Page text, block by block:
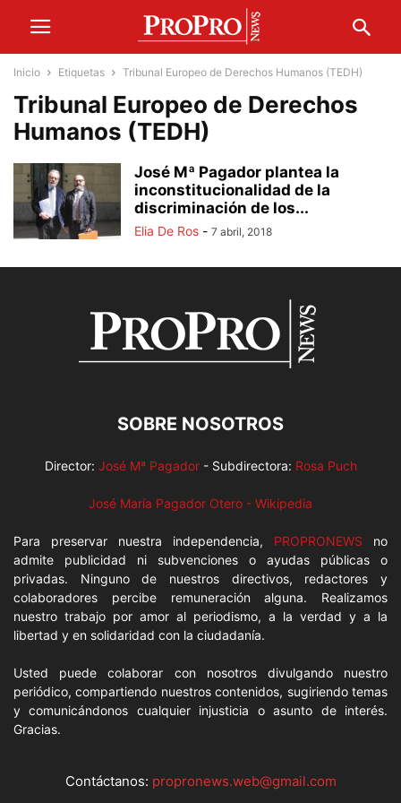
Inicio Etiquetas Tribunal Europeo de Derechos Humanos (TEDH)
Tribunal Europeo de Derechos
Humanos (TEDH)
José Mª Pagador plantea la
inconstitucionalidad de la
discriminación de los...
Elia De Ros - 7 abril, 2018
SOBRE NOSOTROS
Director: José Mª Pagador- Subdirectora: Rosa Puch
José María Pagador Otero - Wikipedia
Para preservar nuestra independencia, PROPRONEWS no
admite publicidad ni subvenciones o ayudas públicas o
privadas. Ninguno de nuestros directivos, redactores y
colaboradores percibe remuneración alguna. Realizamos
nuestro trabajo por amor al periodismo, a la verdad y a la
libertad y en solidaridad con la ciudadanía.
Usted puede colaborar con nosotros divulgando nuestro
periódico, compartiendo nuestros contenidos, sugiriendo temas
y comunicándonos cualquier injusticia o asunto de interés.
Gracias.
Contáctanos: propronews.web@gmail.com